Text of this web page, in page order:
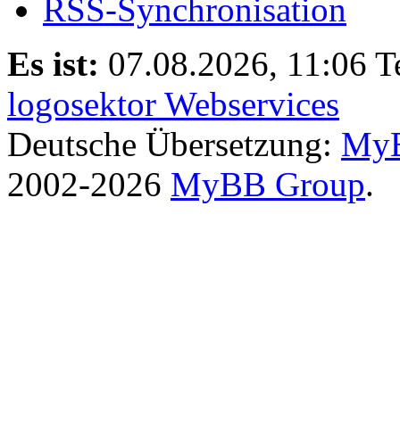
RSS-Synchronisation
Es ist: 07.08.2026, 11:06
logosektor Webservices
Deutsche Übersetzung:
2002-2026 MyBB Group.